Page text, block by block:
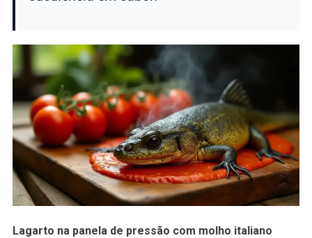
Lagarto na panela de pressão com molho italiano